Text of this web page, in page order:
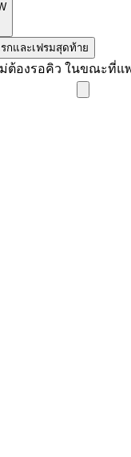
กและเฟรมสุดท้าย
ม่ต้องรอคิว ในขณะที่